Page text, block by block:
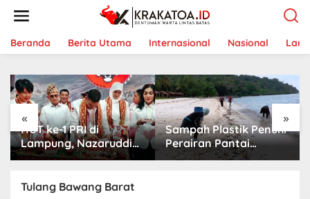
t
Beranda Berita Utama Internasional Nasional
« »
HUT ke-1 PRI di
Lampung, Nazaruddin
Launching 800
Indonesia
Sampah Plastik Penuhi
Perairan Pantai
Mutun-Pulau Tangkil,
Tulang Bawang Barat